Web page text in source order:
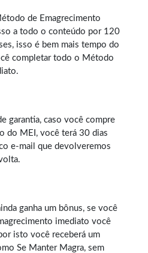
de Emagrecimento
a todo o conteúdo por 120
isso é bem mais tempo do
completar todo o Método
garantia, caso você compre
do MEI, você terá 30 dias
e-mail que devolveremos
ganha um bônus, se você
imediato você
isto você receberá um
Se Manter Magra, sem